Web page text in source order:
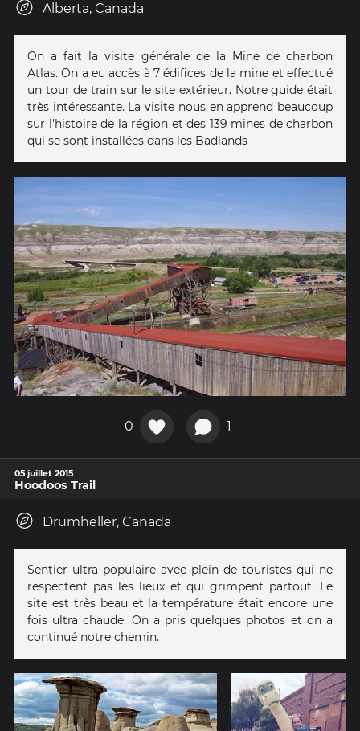
Alberta, Canada
On a fait la visite générale de la Mine de charbon
Atlas. On a eu accès à 7 édifices de la mine et effectué
un tour de train sur le site extérieur. Notre guide était
très intéressante. La visite nous en apprend beaucoup
sur l'histoire de la région et des 139 mines de charbon
qui se sont installées dans les Badlands
0 1
05 juillet 2015
Hoodoos Trail
Drumheller, Canada
Sentier ultra populaire avec plein de touristes qui ne
respectent pas les lieux et qui grimpent partout. Le
site est très beau et la température était encore une
fois ultra chaude. On a pris quelques photos et on a
continué notre chemin.